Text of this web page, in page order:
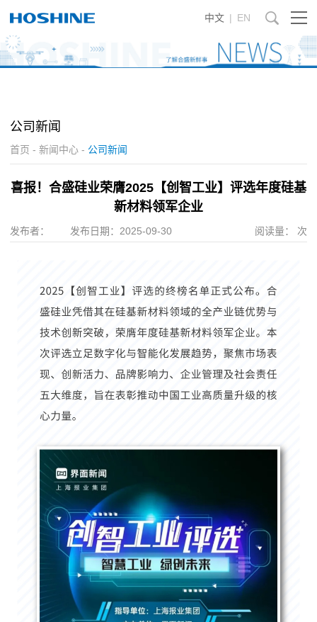
中文 | EN
公司新闻
首页 - 新闻中心- 公司新闻
喜报！合盛硅业荣膺2025【创智工业】评选年度硅基
新材料领军企业
发布者： 发布日期： 2025-09-30 阅读量： 次